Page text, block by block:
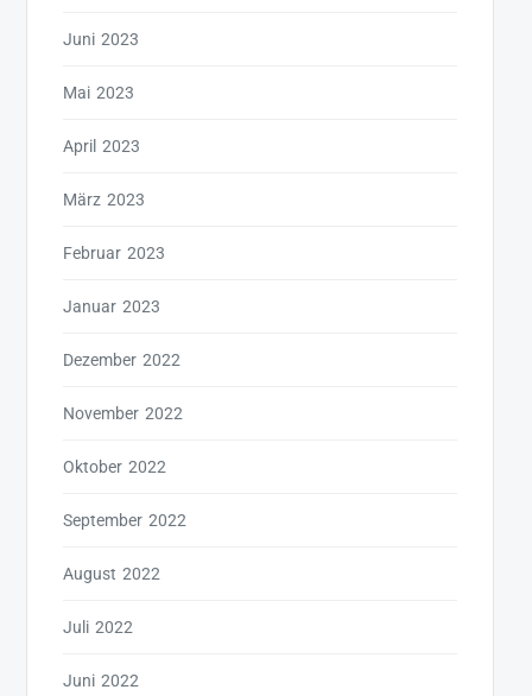
Juni 2023
Mai 2023
April 2023
März 2023
Februar 2023
Januar 2023
Dezember 2022
November 2022
Oktober 2022
September 2022
August 2022
Juli 2022
Juni 2022